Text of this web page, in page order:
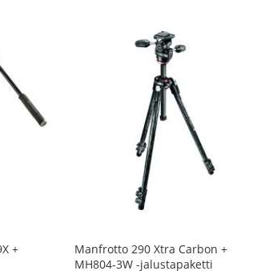
+
Manfrotto 290 Xtra Carbon +
MH804-3W -jalustapaketti